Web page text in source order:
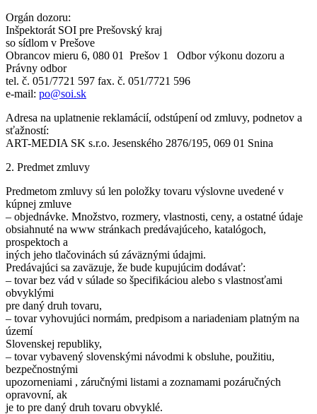
Orgán dozoru:
Inšpektorát SOI pre Prešovský kraj
so sídlom v Prešove
Obrancov mieru 6, 080 01 Prešov 1 Odbor výkonu dozoru a
Právny odbor
tel. č. 051/7721 597 fax. č. 051/7721 596
e-mail: po@soi.sk
Adresa na uplatnenie reklamácií, odstúpení od zmluvy, podnetov a
sťažností:
ART-MEDIA SK s.r.o. Jesenského 2876/195, 069 01 Snina
2. Predmet zmluvy
Predmetom zmluvy sú len položky tovaru výslovne uvedené v
kúpnej zmluve
– objednávke. Množstvo, rozmery, vlastnosti, ceny, a ostatné údaje
obsiahnuté na www stránkach predávajúceho, katalógoch,
prospektoch a
iných jeho tlačovinách sú záväznými údajmi.
Predávajúci sa zaväzuje, že bude kupujúcim dodávať:
– tovar bez vád v súlade so špecifikáciou alebo s vlastnosťami
obvyklými
pre daný druh tovaru,
– tovar vyhovujúci normám, predpisom a nariadeniam platným na
území
Slovenskej republiky,
– tovar vybavený slovenskými návodmi k obsluhe, použitiu,
bezpečnostnými
upozorneniami , záručnými listami a zoznamami pozáručných
opravovní, ak
je to pre daný druh tovaru obvyklé.